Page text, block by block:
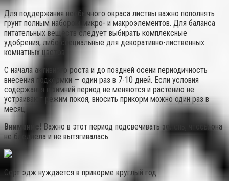
Для поддержания необычного окраса листвы важно пополнять
грунт полным набором микро- и макроэлементов. Для баланса
питательных веществ следует выбирать комплексные
удобрения, либо специальные для декоративно-лиственных
комнатных цветов.
С начала активного роста и до поздней осени периодичность
внесения подкормки — один раз в 7-10 дней. Если условия
содержания в зимний период не меняются и растению не
устраивают режим покоя, вносить прикорм можно один раз в
месяц.
Внимание!Важно в этот период подсвечивать зелень, чтобы она
не бледнела и не вытягивалась.
Сорт эдж нуждается в прикорме круглый год